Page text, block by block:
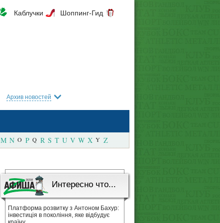
Каблучки Шоппинг-Гид
Архив новостей
M N O P Q R S T U V W X Y Z
Интересно что...
Платформа розвитку з Антоном Бахур:
інвестиція в покоління, яке відбудує